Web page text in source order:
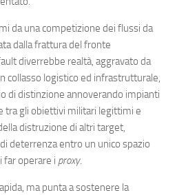
da una competizione dei flussi da
dalla frattura del fronte
diverrebbe realtà, aggravato da
collasso logistico ed infrastrutturale,
di distinzione annoverando impianti
tra gli obiettivi militari legittimi e
distruzione di altri target,
deterrenza entro un unico spazio
far operare i proxy.
ma punta a sostenere la